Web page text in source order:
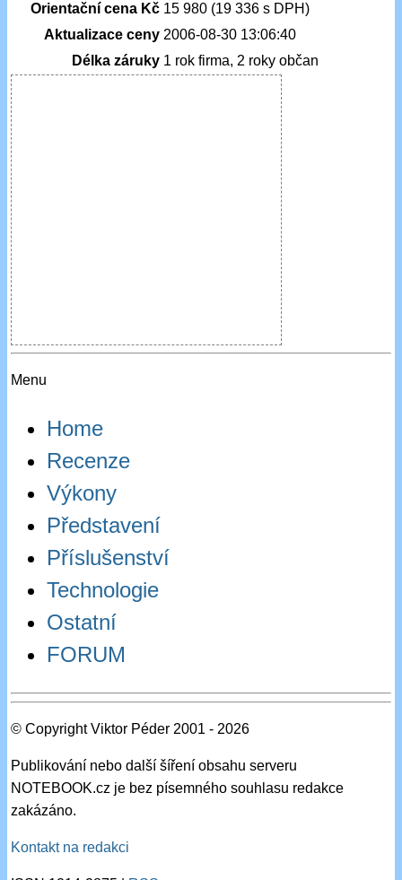
Orientační cena Kč 15 980 (19 336 s DPH)
Aktualizace ceny 2006-08-30 13:06:40
Délka záruky 1 rok firma, 2 roky občan
Menu
Home
Recenze
Výkony
Představení
Příslušenství
Technologie
Ostatní
FORUM
© Copyright Viktor Péder 2001 - 2026
Publikování nebo další šíření obsahu serveru
NOTEBOOK.cz je bez písemného souhlasu redakce
zakázáno.
Kontakt na redakci